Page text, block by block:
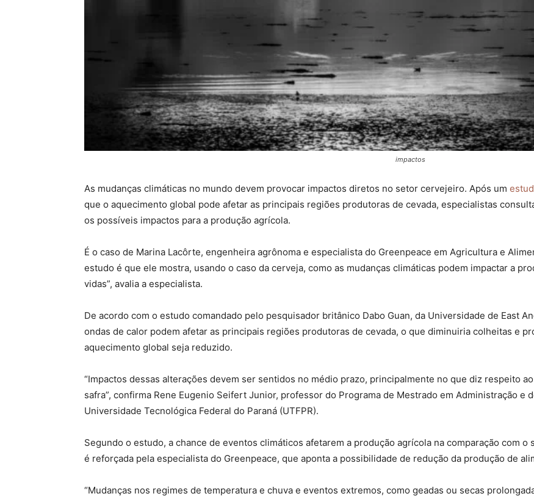
impactos
As mudanças climáticas no mundo devem provocar impactos diretos no setor cervejeiro. Após um
que o aquecimento global pode afetar as principais regiões produtoras de cevada, especialistas
os possíveis impactos para a produção agrícola.
É o caso de Marina Lacôrte, engenheira agrônoma e especialista do Greenpeace em Agricultura e
estudo é que ele mostra, usando o caso da cerveja, como as mudanças climáticas podem impactar a
vidas”, avalia a especialista.
De acordo com o estudo comandado pelo pesquisador britânico Dabo Guan, da Universidade de East
ondas de calor podem afetar as principais regiões produtoras de cevada, o que diminuiria colheitas e
aquecimento global seja reduzido.
“Impactos dessas alterações devem ser sentidos no médio prazo, principalmente no que diz respeito
safra”, confirma Rene Eugenio Seifert Junior, professor do Programa de Mestrado em Administração e
Universidade Tecnológica Federal do Paraná (UTFPR).
Segundo o estudo, a chance de eventos climáticos afetarem a produção agrícola na comparação com o
é reforçada pela especialista do Greenpeace, que aponta a possibilidade de redução da produção de
“Mudanças nos regimes de temperatura e chuva e eventos extremos, como geadas ou secas